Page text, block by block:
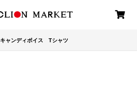
キャンディボイス Tシャツ